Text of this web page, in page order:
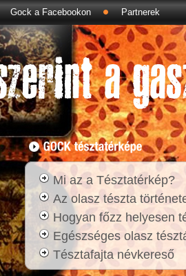
Gock a Facebookon Partnerek
Mi az a Tésztatérkép?
Az olasz tészta
Hogyan főzz helyesen
Egészséges olasz
Tésztafajta névkereső